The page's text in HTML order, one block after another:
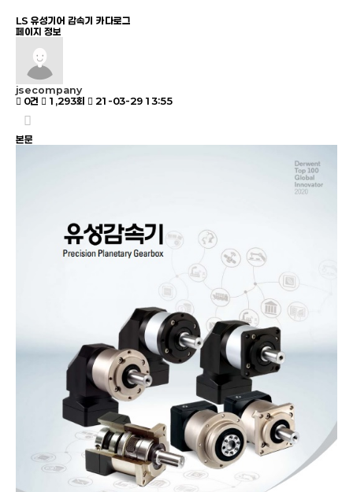
자료실
온라인문의
고객지원
LS 유성기어 감속기 카다로그
페이지 정보
jsecompany
0건
1,293회 21-03-29 13:55
본문